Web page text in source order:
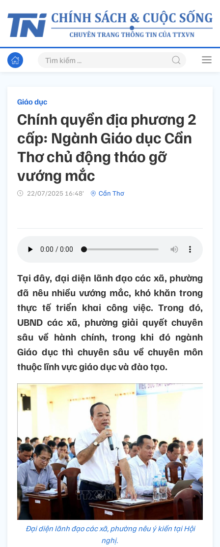
Giáo dục
Chính quyền địa phương 2
cấp: Ngành Giáo dục Cần
Thơ chủ động tháo gỡ
vướng mắc
22/07/2025 16:48’ Cần Thơ
Tại đây, đại diện lãnh đạo các xã, phường
đã nêu nhiều vướng mắc, khó khăn trong
thực tế triển khai công việc. Trong đó,
UBND các xã, phường giải quyết chuyên
sâu về hành chính, trong khi đó ngành
Giáo dục thì chuyên sâu về chuyên môn
thuộc lĩnh vực giáo dục và đào tạo.
Đại diện lãnh đạo các xã, phường nêu ý kiến tại Hội
nghị.